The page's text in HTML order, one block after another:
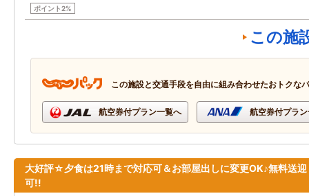
ポイント2%
この施
この施設と交通手段を自由に組み合わせたおトクな
航空券付プラン一覧へ 航空券付プラ
大好評☆夕食は21時まで対応可＆お部屋出しに変更OK♪無料送迎
可!!